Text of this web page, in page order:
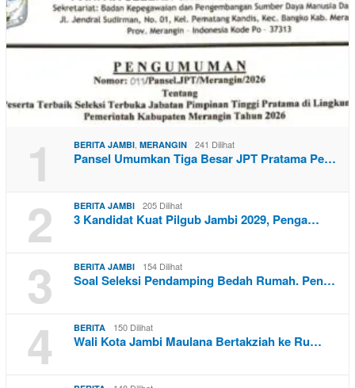
1 BERITA JAMBI, MERANGIN 241 Dilihat
Pansel Umumkan Tiga Besar JPT Pratama Pe…
2 BERITA JAMBI 205 Dilihat
3 Kandidat Kuat Pilgub Jambi 2029, Penga…
3 BERITA JAMBI 154 Dilihat
Soal Seleksi Pendamping Bedah Rumah. Pen…
4 BERITA 150 Dilihat
Wali Kota Jambi Maulana Bertakziah ke Ru…